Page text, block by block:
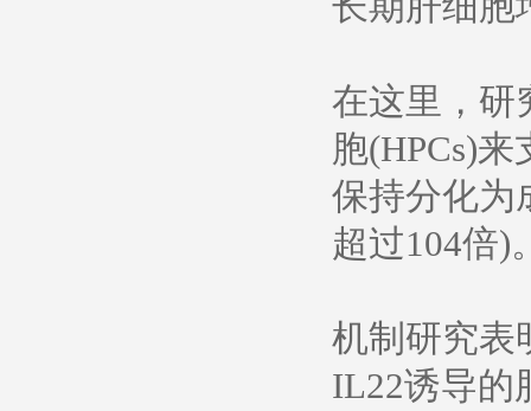
在这里，研
胞(HPCs)
保持分化为
超过104倍)
机制研究表
IL22诱导的